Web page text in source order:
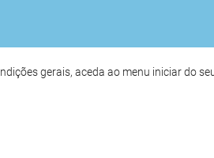
gerais, aceda ao menu iniciar do